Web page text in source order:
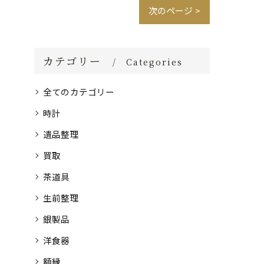
次のページ >
カテゴリー Categories
全てのカテゴリー
時計
遺品整理
買取
茶道具
生前整理
銀製品
洋食器
額縁